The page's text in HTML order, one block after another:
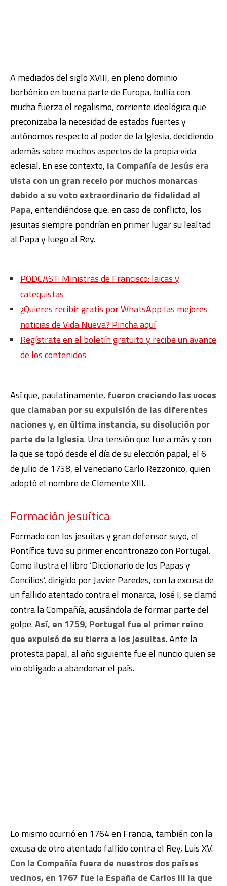
A mediados del siglo XVIII, en pleno dominio
borbónico en buena parte de Europa, bullía con
mucha fuerza el regalismo, corriente ideológica que
preconizaba la necesidad de estados fuertes y
autónomos respecto al poder de la Iglesia, decidiendo
además sobre muchos aspectos de la propia vida
eclesial. En ese contexto, la Compañía de Jesús era
vista con un gran recelo por muchos monarcas
debido a su voto extraordinario de fidelidad al
Papa, entendiéndose que, en caso de conflicto, los
jesuitas siempre pondrían en primer lugar su lealtad
al Papa y luego al Rey.
PODCAST: Ministras de Francisco: laicas y
catequistas
¿Quieres recibir gratis por WhatsApp las mejores
noticias de Vida Nueva? Pincha aquí
Regístrate en el boletín gratuito y recibe un avance
de los contenidos
Así que, paulatinamente, fueron creciendo las voces
que clamaban por su expulsión de las diferentes
naciones y, en última instancia, su disolución por
parte de la Iglesia. Una tensión que fue a más y con
la que se topó desde el día de su elección papal, el 6
de julio de 1758, el veneciano Carlo Rezzonico, quien
adoptó el nombre de Clemente XIII.
Formación jesuítica
Formado con los jesuitas y gran defensor suyo, el
Pontífice tuvo su primer encontronazo con Portugal.
Como ilustra el libro ‘Diccionario de los Papas y
Concilios’, dirigido por Javier Paredes, con la excusa de
un fallido atentado contra el monarca, José I, se clamó
contra la Compañía, acusándola de formar parte del
golpe.Así, en 1759, Portugal fue el primer reino
que expulsó de su tierra a los jesuitas. Ante la
protesta papal, al año siguiente fue el nuncio quien se
vio obligado a abandonar el país.
Lo mismo ocurrió en 1764 en Francia, también con la
excusa de otro atentado fallido contra el Rey, Luis XV.
Con la Compañía fuera de nuestros dos países
vecinos, en 1767 fue la España de Carlos III la que